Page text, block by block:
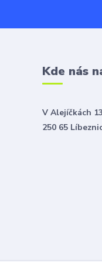
Kde nás
V Alejíčkách
250 65